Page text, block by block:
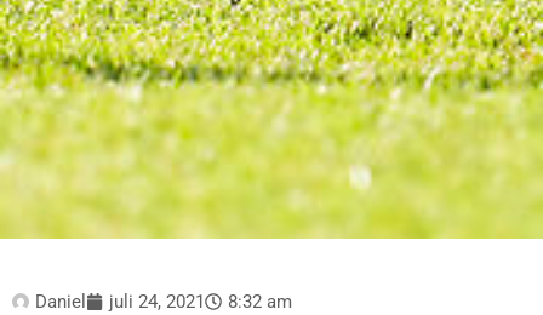
Daniel juli 24, 2021 8:32 am